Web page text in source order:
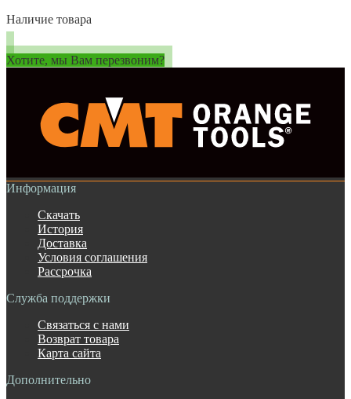
Наличие товара
Хотите, мы Вам перезвоним?
Информация
Скачать
История
Доставка
Условия соглашения
Рассрочка
Служба поддержки
Связаться с нами
Возврат товара
Карта сайта
Дополнительно